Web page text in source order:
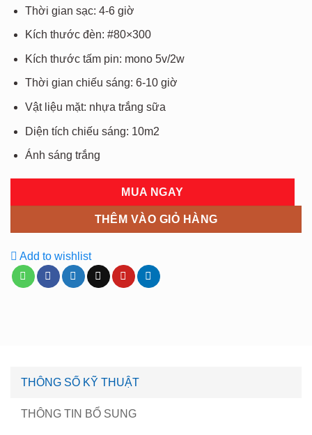
Thời gian sạc: 4-6 giờ
Kích thước đèn: #80×300
Kích thước tấm pin: mono 5v/2w
Thời gian chiếu sáng: 6-10 giờ
Vật liệu mặt: nhựa trắng sữa
Diện tích chiếu sáng: 10m2
Ánh sáng trắng
MUA NGAY
THÊM VÀO GIỎ HÀNG
Add to wishlist
THÔNG SỐ KỸ THUẬT
THÔNG TIN BỔ SUNG